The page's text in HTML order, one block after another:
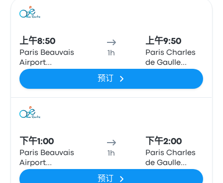
上午8:50
Paris Beauvais
Airport
Terminal 1
1h
上午9:50
Paris Charles
de Gaulle
预订
下午1:00
Paris Beauvais
Airport
Terminal 1
1h
下午2:00
Paris Charles
de Gaulle
预订